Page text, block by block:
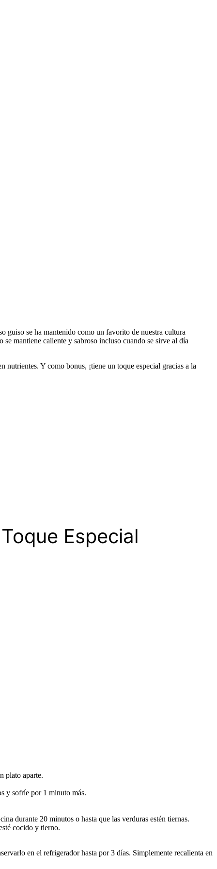
guiso se ha mantenido como un favorito de nuestra cultura
mantiene caliente y sabroso incluso cuando se sirve al día
Y como bonus, ¡tiene un toque especial gracias a la
Especial
plato aparte.
y sofríe por 1 minuto más.
durante 20 minutos o hasta que las verduras estén tiernas.
cocido y tierno.
en el refrigerador hasta por 3 días. Simplemente recalienta en